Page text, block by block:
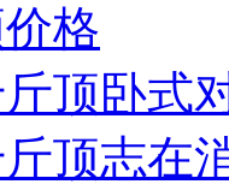
格
顶卧式
斤顶志在